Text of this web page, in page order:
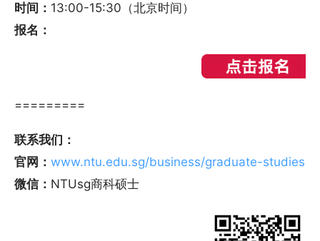
时间： 13:00-15:30（北京时间）
报名：
=========
联系我们：
官网： www.ntu.edu.sg/business/graduate-studies
微信： NTUsg商科硕士